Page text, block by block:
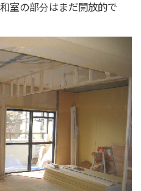
室の部分はまだ開放的で